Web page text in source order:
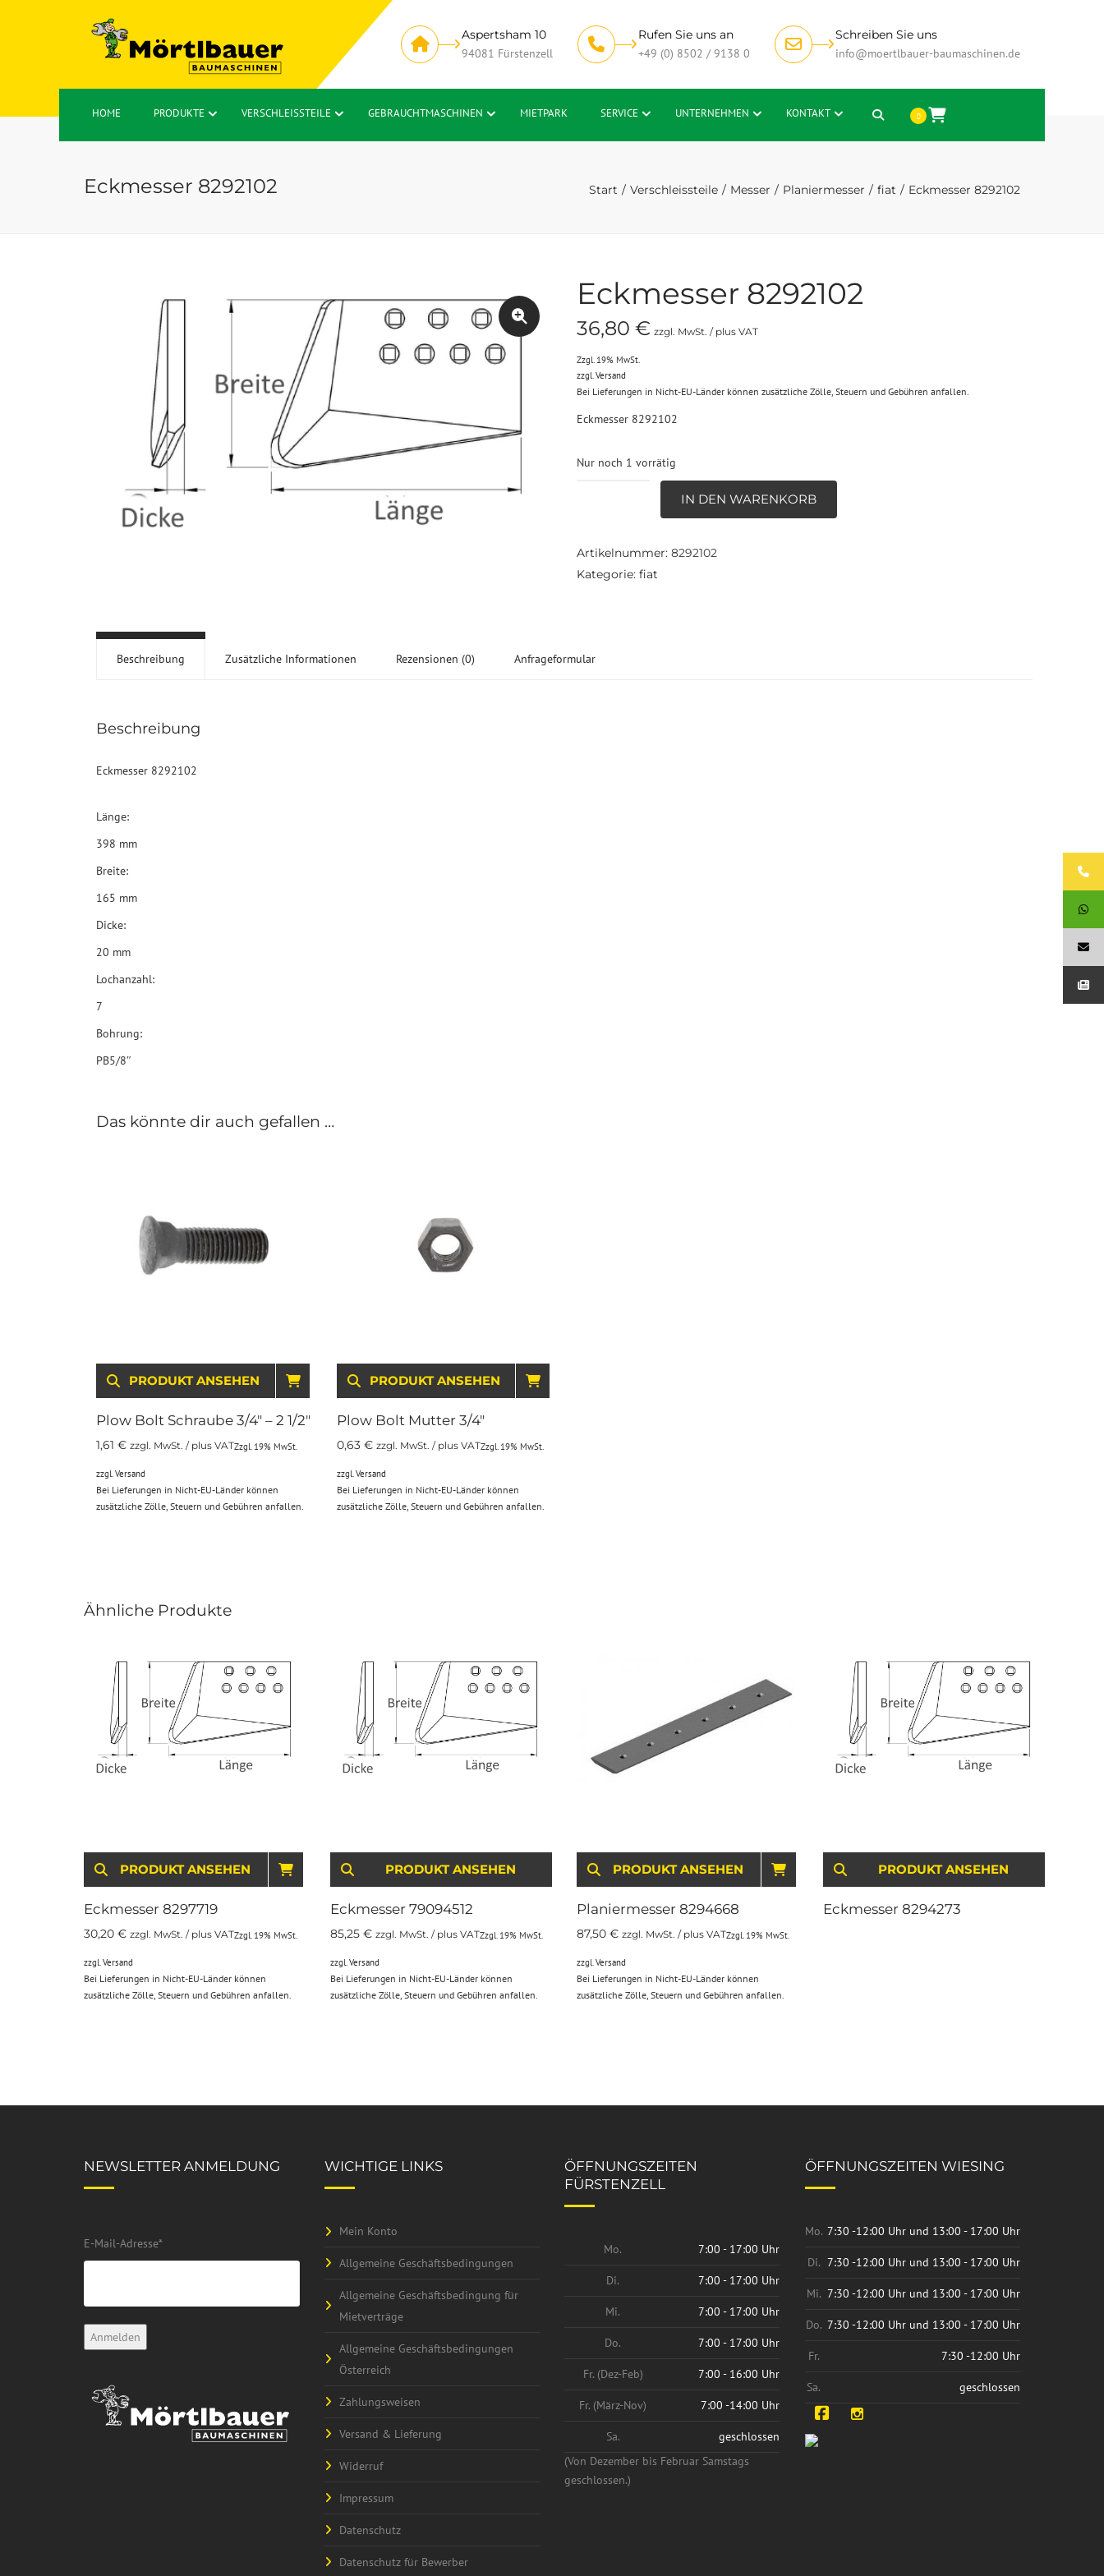
Aspertsham 10
94081 Fürstenzell
Rufen Sie uns an
+49 (0) 8502 / 9138 0
Schreiben Sie uns
info@moertlbauer-baumaschinen.de
HOME PRODUKTE VERSCHLEISSTEILE GEBRAUCHTMASCHINEN MIETPARK SERVICE UNTERNEHMEN KONTAKT Search
0
Eckmesser 8292102 Start Verschleissteile Messer Planiermesser fiat Eckmesser 8292102
Eckmesser 8292102
36,80 € zzgl. MwSt. / plus VAT
Zzgl. 19% MwSt.
zzgl.Versand
Bei Lieferungen in Nicht-EU-Länder können zusätzliche Zölle, Steuern und Gebühren anfallen.
Eckmesser 8292102
Nur noch 1 vorrätig
IN DEN WARENKORB
Artikelnummer: 8292102
Kategorie: fiat
Beschreibung Zusätzliche Informationen Rezensionen (0) Anfrageformular
Beschreibung
Eckmesser 8292102
Länge:
398 mm
Breite:
165 mm
Dicke:
20 mm
Lochanzahl:
7
Bohrung:
PB5/8″
Das könnte dir auch gefallen …
PRODUKT ANSEHEN
Plow Bolt Schraube 3/4″ – 2 1/2″
1,61 € zzgl. MwSt. / plus VATZzgl. 19% MwSt.
zzgl.Versand
Bei Lieferungen in Nicht-EU-Länder können
zusätzliche Zölle, Steuern und Gebühren anfallen.
IN DEN WARENKORB
PRODUKT ANSEHEN
Plow Bolt Mutter 3/4″
0,63 € zzgl. MwSt. / plus VATZzgl. 19% MwSt.
zzgl.Versand
Bei Lieferungen in Nicht-EU-Länder können
zusätzliche Zölle, Steuern und Gebühren anfallen.
Ähnliche Produkte
PRODUKT ANSEHEN
Eckmesser 8297719
30,20 € zzgl. MwSt. / plus VATZzgl. 19% MwSt.
zzgl.Versand
Bei Lieferungen in Nicht-EU-Länder können
zusätzliche Zölle, Steuern und Gebühren anfallen.
PRODUKT ANSEHEN
Eckmesser 79094512
85,25 € zzgl. MwSt. / plus VATZzgl. 19% MwSt.
zzgl.Versand
Bei Lieferungen in Nicht-EU-Länder können
zusätzliche Zölle, Steuern und Gebühren anfallen.
PRODUKT ANSEHEN
Planiermesser 8294668
87,50 € zzgl. MwSt. / plus VATZzgl. 19% MwSt.
zzgl.Versand
Bei Lieferungen in Nicht-EU-Länder können
zusätzliche Zölle, Steuern und Gebühren anfallen.
PRODUKT ANSEHEN
Eckmesser 8294273
NEWSLETTER ANMELDUNG
E-Mail-Adresse*
WICHTIGE LINKS
Mein Konto
Allgemeine Geschäftsbedingungen
Allgemeine Geschäftsbedingung für
Mietverträge
Allgemeine Geschäftsbedingungen
Österreich
Zahlungsweisen
Versand & Lieferung
Widerruf
Impressum
Datenschutz
Datenschutz für Bewerber
ÖFFNUNGSZEITEN
FÜRSTENZELL
Mo. 7:00 - 17:00 Uhr
Di. 7:00 - 17:00 Uhr
Mi. 7:00 - 17:00 Uhr
Do. 7:00 - 17:00 Uhr
Fr. (Dez-Feb) 7:00 - 16:00 Uhr
Fr. (März-Nov) 7:00 -14:00 Uhr
Sa.
geschlossen
(Von Dezember bis Februar Samstags
geschlossen.)
ÖFFNUNGSZEITEN WIESING
Mo. 7:30 -12:00 Uhr und 13:00 - 17:00 Uhr
Di. 7:30 -12:00 Uhr und 13:00 - 17:00 Uhr
Mi. 7:30 -12:00 Uhr und 13:00 - 17:00 Uhr
Do. 7:30 -12:00 Uhr und 13:00 - 17:00 Uhr
Fr. 7:30 -12:00 Uhr
Sa. geschlossen
Facebook